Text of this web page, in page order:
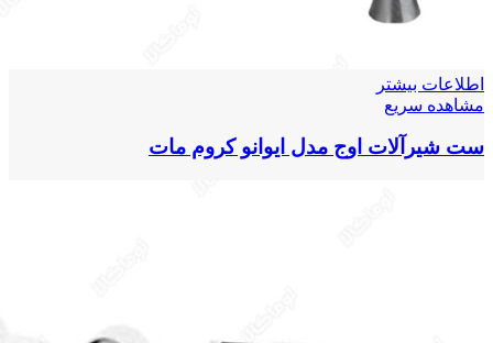
اطلاعات بیشتر
مشاهده سریع
ست شیرآلات اوج مدل ایوانو کروم مات